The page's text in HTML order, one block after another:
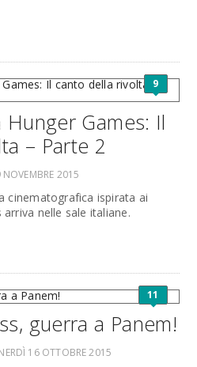
9
Games: Il
– Parte 2
2015
cinematografica ispirata ai
nelle sale italiane.
11
guerra a Panem!
16 OTTOBRE 2015